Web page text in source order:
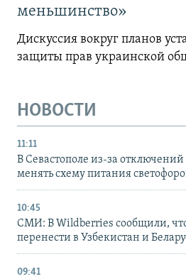
меньшинство»
Дискуссия вокруг планов
защиты прав украинской
НОВОСТИ
11:11
В Севастополе из-за
менять схему питания
10:45
СМИ: В Wildberries сообщили, что
перенести в Узбекистан и
09:41